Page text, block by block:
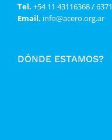
Tel. +54 11 43116368 / 6371
Email. info@acero.org.ar
DÓNDE ESTAMOS?